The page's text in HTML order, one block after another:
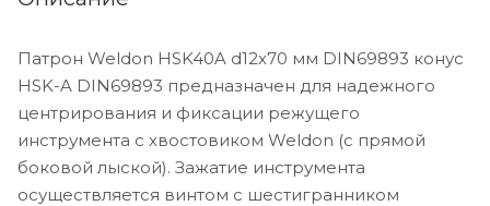
Патрон Weldon HSK40A d12x70 мм DIN69893 конус
HSK-A DIN69893 предназначен для надежного
центрирования и фиксации режущего
инструмента с хвостовиком Weldon (с прямой
боковой лыской). Зажатие инструмента
осуществляется винтом с шестигранником